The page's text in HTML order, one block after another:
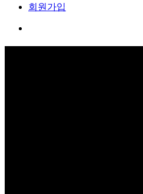
회원가입